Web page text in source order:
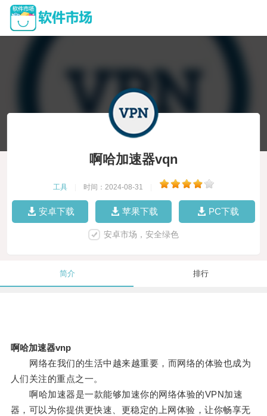
啊哈加速器vqn
工具 时间：2024-08-31
安卓下载 苹果下载 PC下载
安卓市场，安全绿色
简介 排行
啊哈加速器vnp
网络在我们的生活中越来越重要，而网络的体验也成为
人们关注的重点之一。
啊哈加速器是一款能够加速你的网络体验的VPN加速
器，可以为你提供更快速、更稳定的上网体验，让你畅享无